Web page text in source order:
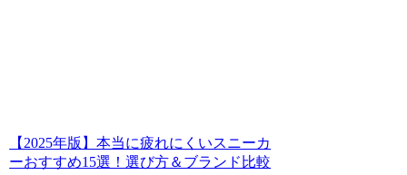
【2025年版】本当に疲れにくいスニーカ
ーおすすめ15選！選び方＆ブランド比較